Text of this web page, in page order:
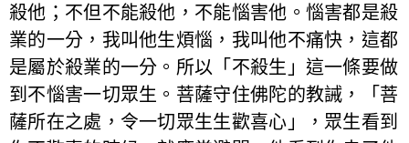
殺他；不但不能殺他，不能惱害他。惱害都是殺
業的一分，我叫他生煩惱，我叫他不痛快，這都
是屬於殺業的一分。所以「不殺生」這一條要做
到不惱害一切眾生。菩薩守住佛陀的教誡，「菩
薩所在之處，令一切眾生生歡喜心」，眾生看到